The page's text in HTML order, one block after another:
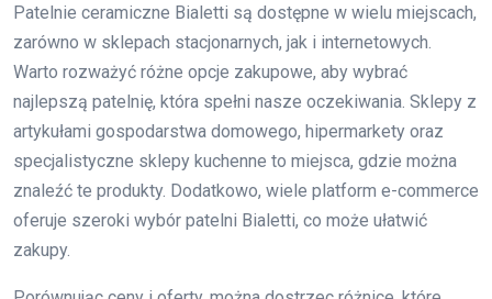
Patelnie ceramiczne Bialetti są dostępne w wielu miejscach,
zarówno w sklepach stacjonarnych, jak i internetowych.
Warto rozważyć różne opcje zakupowe, aby wybrać
najlepszą patelnię, która spełni nasze oczekiwania. Sklepy z
artykułami gospodarstwa domowego, hipermarkety oraz
specjalistyczne sklepy kuchenne to miejsca, gdzie można
znaleźć te produkty. Dodatkowo, wiele platform e-commerce
oferuje szeroki wybór patelni Bialetti, co może ułatwić
zakupy.